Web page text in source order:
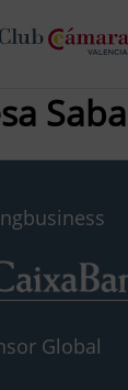
Global